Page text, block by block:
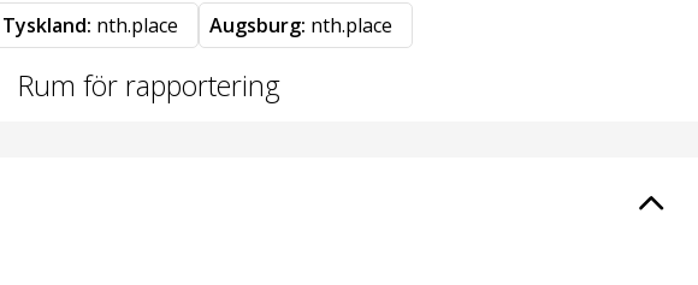
Tyskland: nth.place Augsburg: nth.place
Rum för rapportering